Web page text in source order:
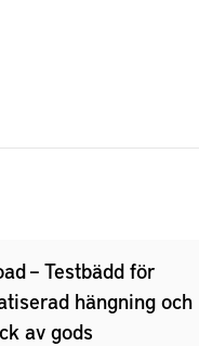
– Testbädd för
hängning och
av gods